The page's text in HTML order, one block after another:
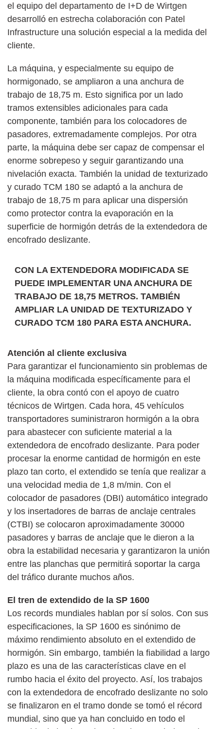
el equipo del departamento de I+D de Wirtgen
desarrolló en estrecha colaboración con Patel
Infrastructure una solución especial a la medida del
cliente.
La máquina, y especialmente su equipo de
hormigonado, se ampliaron a una anchura de
trabajo de 18,75 m. Esto significa por un lado
tramos extensibles adicionales para cada
componente, también para los colocadores de
pasadores, extremadamente complejos. Por otra
parte, la máquina debe ser capaz de compensar el
enorme sobrepeso y seguir garantizando una
nivelación exacta. También la unidad de texturizado
y curado TCM 180 se adaptó a la anchura de
trabajo de 18,75 m para aplicar una dispersión
como protector contra la evaporación en la
superficie de hormigón detrás de la extendedora de
encofrado deslizante.
CON LA EXTENDEDORA MODIFICADA SE
PUEDE IMPLEMENTAR UNA ANCHURA DE
TRABAJO DE 18,75 METROS. TAMBIÉN
AMPLIAR LA UNIDAD DE TEXTURIZADO Y
CURADO TCM 180 PARA ESTA ANCHURA.
Atención al cliente exclusiva
Para garantizar el funcionamiento sin problemas de
la máquina modificada específicamente para el
cliente, la obra contó con el apoyo de cuatro
técnicos de Wirtgen. Cada hora, 45 vehículos
transportadores suministraron hormigón a la obra
para abastecer con suficiente material a la
extendedora de encofrado deslizante. Para poder
procesar la enorme cantidad de hormigón en este
plazo tan corto, el extendido se tenía que realizar a
una velocidad media de 1,8 m/min. Con el
colocador de pasadores (DBI) automático integrado
y los insertadores de barras de anclaje centrales
(CTBI) se colocaron aproximadamente 30000
pasadores y barras de anclaje que le dieron a la
obra la estabilidad necesaria y garantizaron la unión
entre las planchas que permitirá soportar la carga
del tráfico durante muchos años.
El tren de extendido de la SP 1600
Los records mundiales hablan por sí solos. Con sus
especificaciones, la SP 1600 es sinónimo de
máximo rendimiento absoluto en el extendido de
hormigón. Sin embargo, también la fiabilidad a largo
plazo es una de las características clave en el
rumbo hacia el éxito del proyecto. Así, los trabajos
con la extendedora de encofrado deslizante no solo
se finalizaron en el tramo donde se tomó el récord
mundial, sino que ya han concluido en todo el